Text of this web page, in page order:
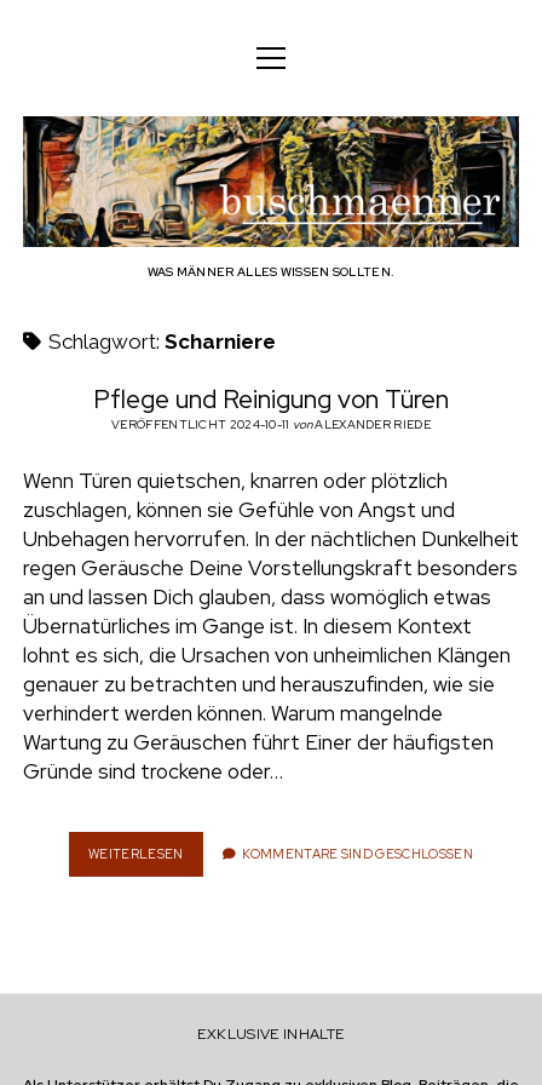
DEUTSCH
ü
ö
f
f
n
e
n
DEUTSCH
ENGLISH
KÖRPER
GEIST
FAMILIE
BERUF
HAUSHALT
HOBBY
SOZIALES
UMWELT
t
w
i
t
t
i
n
s
a
M
e
ö
f
f
n
e
n
b
u
s
c
a
e
n
n
e
WAS MÄNNER ALLES WISSEN SOLLTEN.
Schlagwort: Scharniere
Pflege und Reinigung von Türen
VERÖFFENTLICHT 2024-10-11 vonALEXANDER RIEDE
Wenn Türen quietschen, knarren oder plötzlich
zuschlagen, können sie Gefühle von Angst und
Unbehagen hervorrufen. In der nächtlichen Dunkelheit
regen Geräusche Deine Vorstellungskraft besonders
an und lassen Dich glauben, dass womöglich etwas
Übernatürliches im Gange ist. In diesem Kontext
lohnt es sich, die Ursachen von unheimlichen Klängen
genauer zu betrachten und herauszufinden, wie sie
verhindert werden können. Warum mangelnde
Wartung zu Geräuschen führt Einer der häufigsten
Gründe sind trockene oder…
WEITERLESEN
F
U
KOMMENTARE SIND GESCHLOSSEN
EXKLUSIVE INHALTE